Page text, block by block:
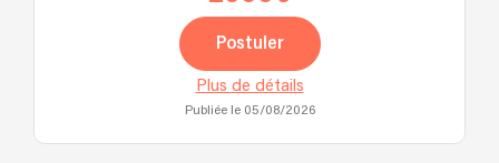
Postuler
Plus de détails
Publiée le 05/08/2026